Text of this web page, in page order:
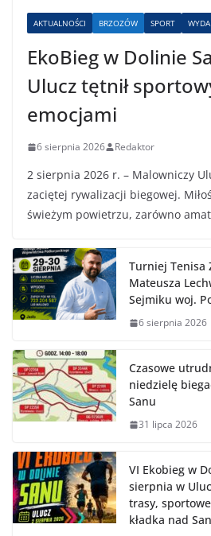
AKTUALNOŚCI BRZOZÓW SPORT
EkoBieg w Dolinie
Ulucz tętnił
emocjami
6 sierpnia 2026 Redaktor
2 sierpnia 2026 r. – Malowniczy
zaciętej rywalizacji biegowej.
świeżym powietrzu, zarówno
Turniej Tenisa
Mateusza
Sejmiku woj.
6 sierpnia 2026
Czasowe
niedzielę
Sanu
31 lipca 2026
VI Ekobieg w
sierpnia w
trasy,
kładka nad